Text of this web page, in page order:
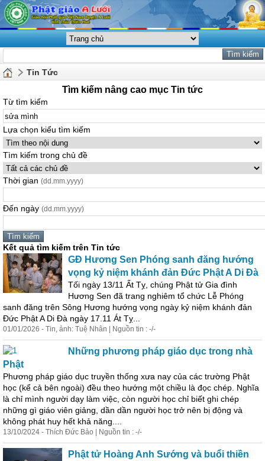
Tin Tức
Tìm kiếm nâng cao mục Tin tức
Từ tìm kiếm
Lựa chọn kiểu tìm kiếm
Tìm kiếm trong chủ đề
Thời gian (dd.mm.yyyy)
Đến ngày (dd.mm.yyyy)
Kết quả tìm kiếm trên Tin tức
GĐ Hương Sen Phóng sanh đăng hướng
vọng kỷ niệm khánh đản Đức Phật A Di Đà
Tối ngày 13/11 Ất Tỵ, chúng Phật tử Gia đình
Hương Sen đã trang nghiêm tổ chức Lễ Phóng
sanh đăng trên Sông Hương hướng vọng ngày kỷ niệm khánh đản
Đức Phật A Di Đà ngày 17.11 Át Tỵ...
01/01/2026 - Tin, ảnh: Tuệ Nhân | Nguồn tin : -/-
Những phương pháp giáo dục trong nhà
Phật
Phương pháp giáo dục truyền thống xưa nay của các trường Phật
học (kể cả bên ngoài) đều theo hướng một chiều là đọc chép. Nghĩa
là chỉ mình người dạy làm việc, còn người học chỉ biết ghi chép
những gì giáo viên giảng, dần dần người học trở nên bị động và
không phát huy hết khả năng....
13/10/2024 - Thích Đức Bảo | Nguồn tin : -/-
Phật tử Hoàng Anh Sướng và buổi thiền